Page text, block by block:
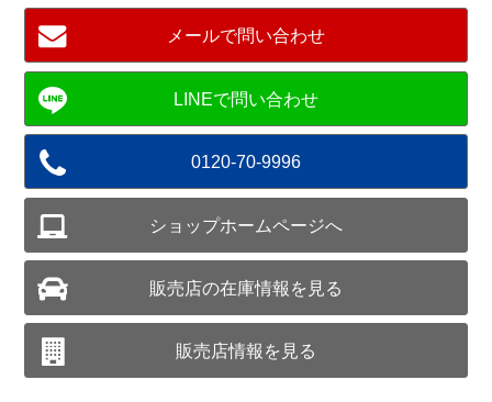
メールで問い合わせ
0120-70-9996
ショップホームページへ
販売店の在庫情報を見る
販売店情報を見る